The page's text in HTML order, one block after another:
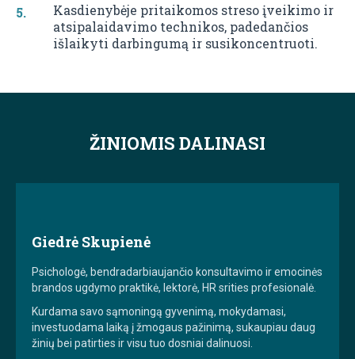
Kasdienybėje pritaikomos streso įveikimo ir
atsipalaidavimo technikos, padedančios
išlaikyti darbingumą ir susikoncentruoti.
ŽINIOMIS DALINASI
Giedrė Skupienė
Psichologė, bendradarbiaujančio konsultavimo ir emocinės
brandos ugdymo praktikė, lektorė, HR srities profesionalė.
Kurdama savo sąmoningą gyvenimą, mokydamasi,
investuodama laiką į žmogaus pažinimą, sukaupiau daug
žinių bei patirties ir visu tuo dosniai dalinuosi.